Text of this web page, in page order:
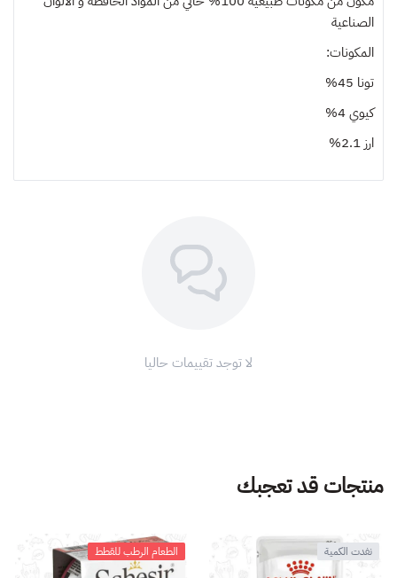
الصناعية
المكونات:
تونا 45%
كيوي 4%
ارز 2.1%
لا توجد تقييمات حاليا
منتجات قد تعجبك
نفدت الكمية الطعام الرطب للقطط